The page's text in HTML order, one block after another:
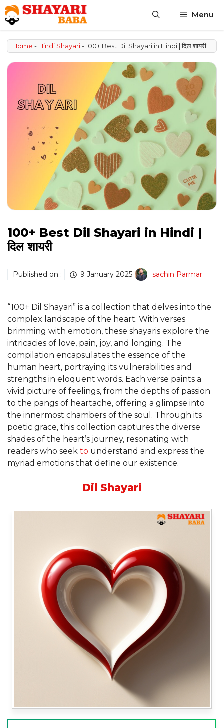
Skip
to
content
Menu
Home - Hindi Shayari-100+ Best Dil Shayari in Hindi | दिल शायरी
100+ Best Dil Shayari in Hindi |
दिल शायरी
Published on : 9 January 2025 sachin Parmar
“100+ Dil Shayari” is a collection that delves into the
complex landscape of the heart. With verses
brimming with emotion, these shayaris explore the
intricacies of love, pain, joy, and longing. The
compilation encapsulates the essence of the
human heart, portraying its vulnerabilities and
strengths in eloquent words. Each verse paints a
vivid picture of feelings, from the depths of passion
to the pangs of heartache, offering a glimpse into
the innermost chambers of the soul. Through its
poetic grace, this collection captures the diverse
shades of the heart’s journey, resonating with
readers who seek to understand and express the
myriad emotions that define our existence.
Dil Shayari